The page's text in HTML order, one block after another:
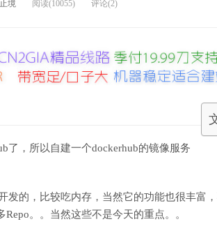
境 阅读(10055) 评论(2)
了，所以自建一个dockerhub的镜像服务
发的，比较吃内存，当然它的功能也很丰富
。。当然这些不是今天的重点。。